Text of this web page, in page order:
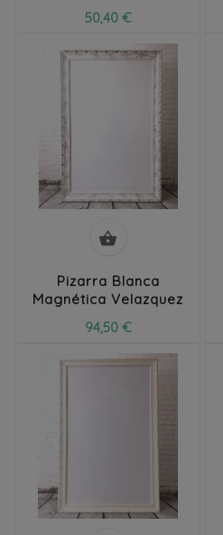
50,40 €

Pizarra Blanca
Magnética Velazquez
94,50 €